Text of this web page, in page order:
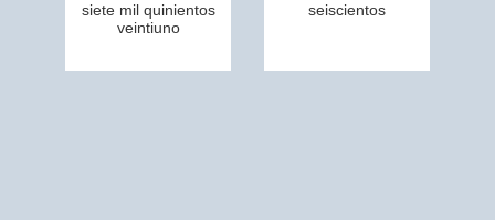
siete mil quinientos
veintiuno
seiscientos